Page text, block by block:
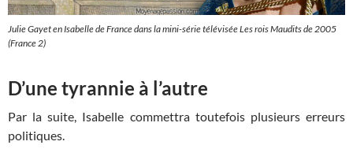
Julie Gayet en Isabelle de France dans la mini-série télévisée Les rois Maudits de 2005
(France 2)
D’une tyrannie à l’autre
Par la suite, Isabelle commettra toutefois plusieurs erreurs
politiques.